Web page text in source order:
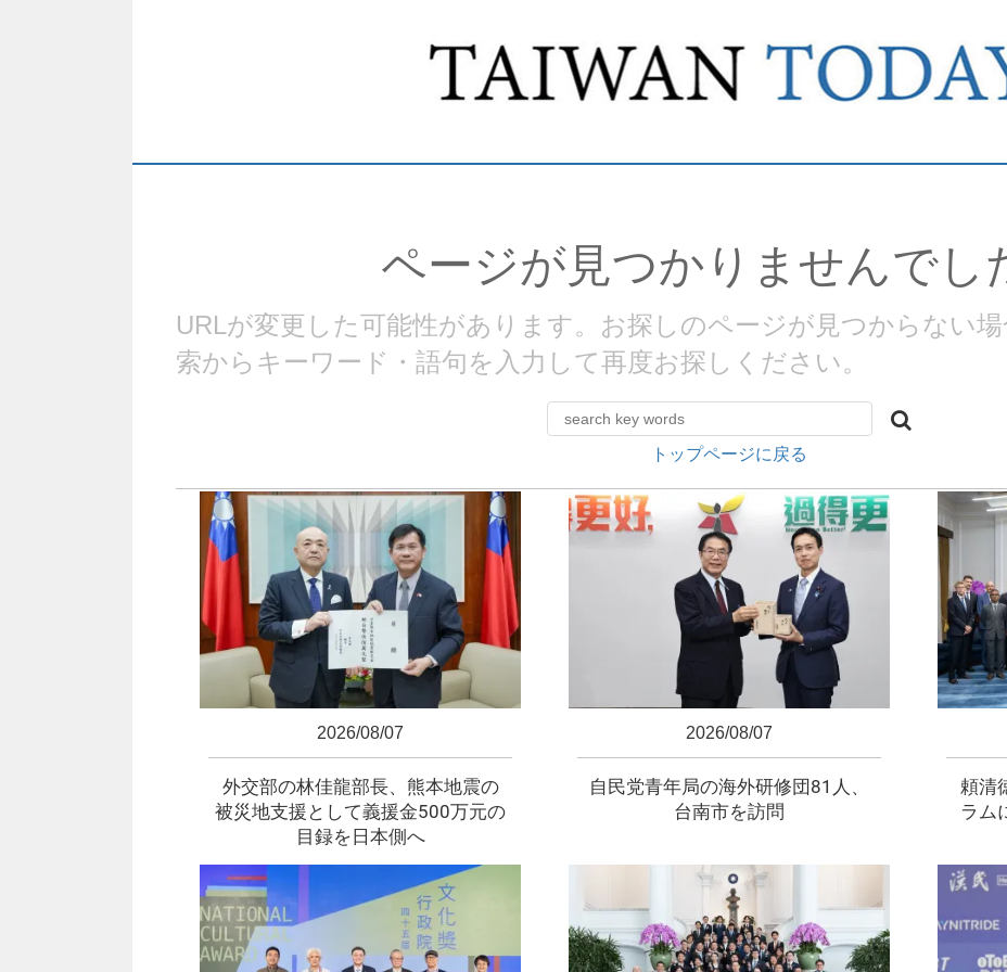
ページが見つかりませんでし
URLが変更した可能性があります。お探しのページが見つからない
索からキーワード・語句を入力して再度お探しください。
トップページに戻る
2026/08/07
外交部の林佳龍部長、熊本地震の
被災地支援として義援金500万元の
目録を日本側へ
2026/08/07
自民党青年局の海外研修団81人、
台南市を訪問
頼清
ラム